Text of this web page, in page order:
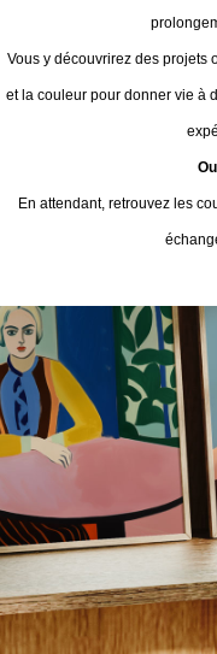
Vous y découvrirez des projets
et la couleur pour donner vie à
En attendant, retrouvez les